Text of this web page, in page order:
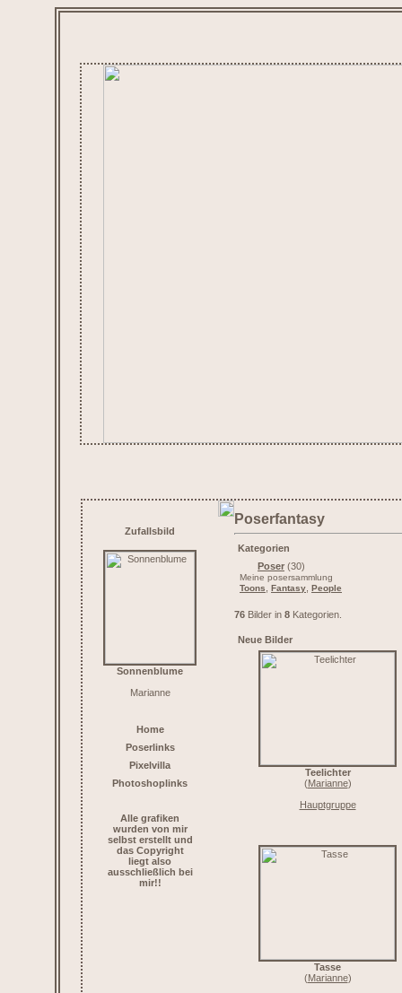
Zufallsbild
Sonnenblume
Marianne
Home
Poserlinks
Pixelvilla
Photoshoplinks
Alle grafiken
wurden von mir
selbst erstellt und
das Copyright
liegt also
ausschließlich bei
mir!!
Poserfantasy
Kategorien
Poser (30)
Meine posersammlung
Toons
Fantasy People
76 Bilder in 8 Kategorien.
Neue Bilder
Teelichter
(Marianne)
Hauptgruppe
Tasse
(Marianne)